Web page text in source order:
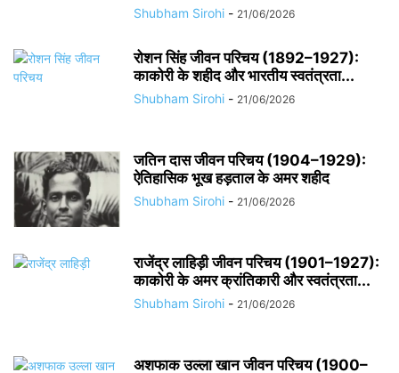
Shubham Sirohi - 21/06/2026
रोशन सिंह जीवन परिचय (1892–1927):
काकोरी के शहीद और भारतीय स्वतंत्रता...
Shubham Sirohi - 21/06/2026
जतिन दास जीवन परिचय (1904–1929):
ऐतिहासिक भूख हड़ताल के अमर शहीद
Shubham Sirohi - 21/06/2026
राजेंद्र लाहिड़ी जीवन परिचय (1901–1927):
काकोरी के अमर क्रांतिकारी और स्वतंत्रता...
Shubham Sirohi - 21/06/2026
अशफाक उल्ला खान जीवन परिचय (1900–